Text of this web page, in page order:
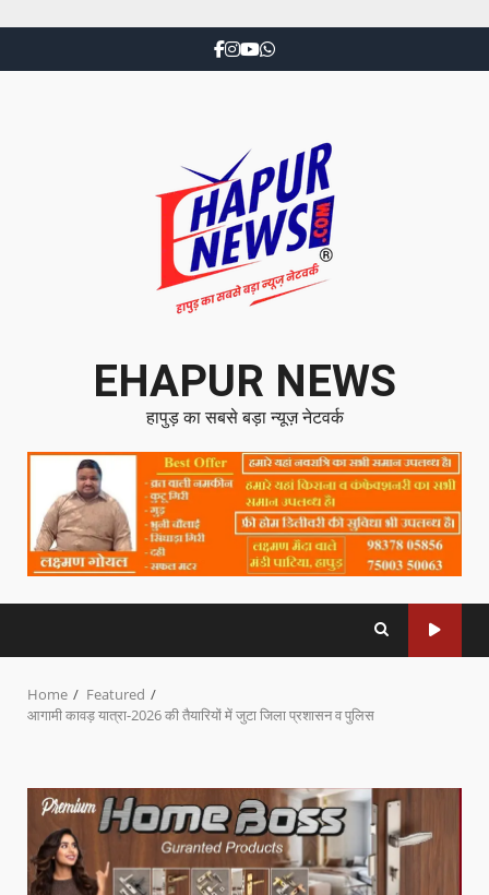
EHAPUR NEWS
हापुड़ का सबसे बड़ा न्यूज़ नेटवर्क
Home
Featured
आगामी कावड़ यात्रा-2026 की तैयारियों में जुटा जिला प्रशासन व पुलिस